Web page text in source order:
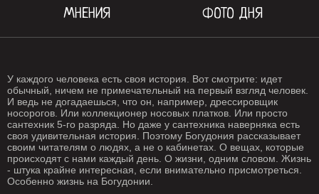
МНЕНИЯ
ФОТО ДНЯ
У каждого человека есть своя история. Вот смотрите: идет
обычный, ничем не примечательный на первый взгляд человек.
И ведь не догадаешься, что он, например, дрессировщик
носорогов. Или коллекционер носовых платков. Или просто
сантехник 5-го разряда. Но даже у сантехника наверняка есть
своя удивительная история. Поэтому Богудония рассказывает
своим читателям о людях, а не о кабинетах. О вещах, которые
происходят с нами каждый день. О жизни, одним словом. Жизнь
- штука крайне интересная, если внимательно присмотреться.
Особенно жизнь на Богудонии.